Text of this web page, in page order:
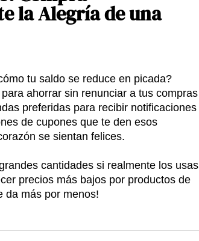
la Alegría de una
tu saldo se reduce en picada?
para ahorrar sin renunciar a tus compras
preferidas para recibir notificaciones
de cupones que te den esos
se sientan felices.
cantidades si realmente los usas
precios más bajos por productos de
da más por menos!